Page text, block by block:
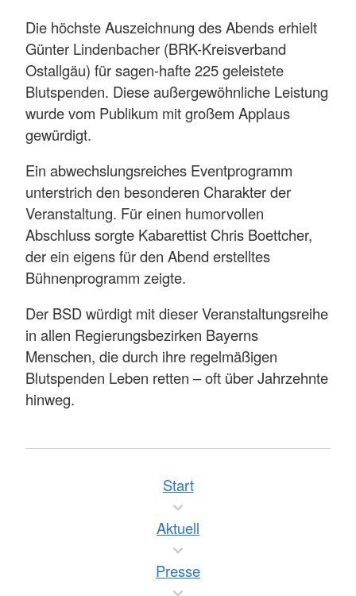
Die höchste Auszeichnung des Abends erhielt
Günter Lindenbacher (BRK-Kreisverband
Ostallgäu) für sagen-hafte 225 geleistete
Blutspenden. Diese außergewöhnliche Leistung
wurde vom Publikum mit großem Applaus
gewürdigt.
Ein abwechslungsreiches Eventprogramm
unterstrich den besonderen Charakter der
Veranstaltung. Für einen humorvollen
Abschluss sorgte Kabarettist Chris Boettcher,
der ein eigens für den Abend erstelltes
Bühnenprogramm zeigte.
Der BSD würdigt mit dieser Veranstaltungsreihe
in allen Regierungsbezirken Bayerns
Menschen, die durch ihre regelmäßigen
Blutspenden Leben retten – oft über Jahrzehnte
hinweg.
Start
Aktuell
Presse